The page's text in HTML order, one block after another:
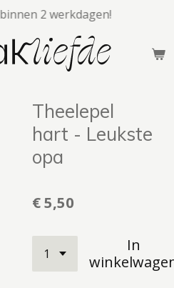
2 werkdagen!
Theelepel
hart - Leukste
opa
€ 5,50
In